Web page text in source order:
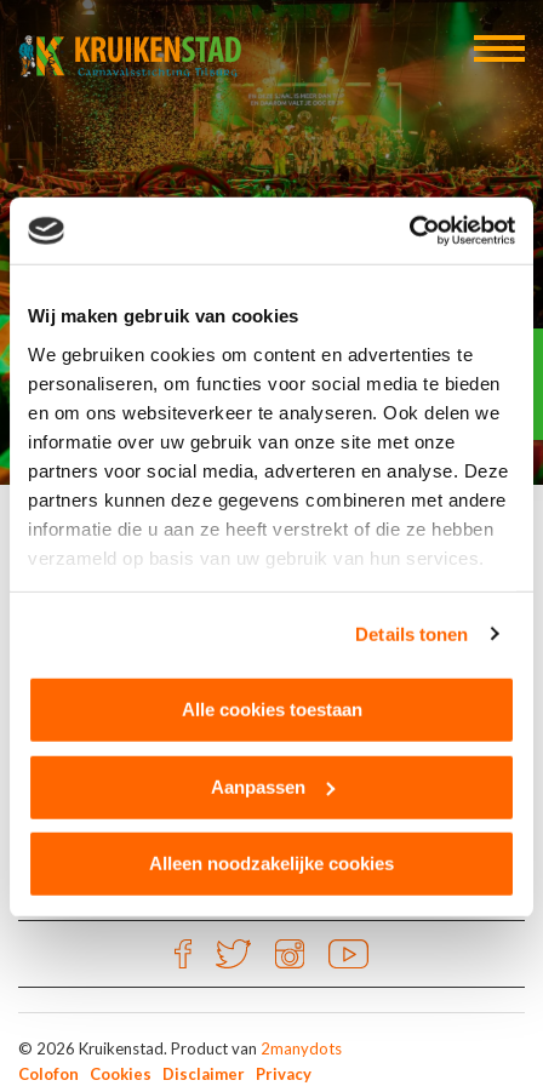
Wij maken gebruik van cookies
We gebruiken cookies om content en advertenties te
personaliseren, om functies voor social media te bieden
en om ons websiteverkeer te analyseren. Ook delen we
informatie over uw gebruik van onze site met onze
partners voor social media, adverteren en analyse. Deze
partners kunnen deze gegevens combineren met andere
informatie die u aan ze heeft verstrekt of die ze hebben
verzameld op basis van uw gebruik van hun services.
Details tonen
Alle cookies toestaan
Aanpassen
Alleen noodzakelijke cookies
Feestcafé de Prins
Feestcafé de Prins
5038 WD Tilburg
Elf-elf
over
95
© 2026 Kruikenstad. Product van 2manydots
Colofon
Cookies Disclaimer Privacy